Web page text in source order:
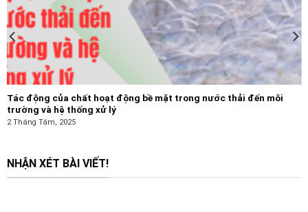
Tác động của chất hoạt động bề mặt trong nước thải đến môi
trường và hệ thống xử lý
2 Tháng Tám, 2025
NHẬN XÉT BÀI VIẾT!